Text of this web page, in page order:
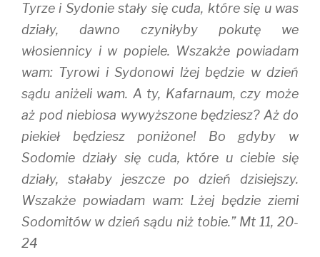
Tyrze i Sydonie stały się cuda, które się u was
działy, dawno czyniłyby pokutę we
włosiennicy i w popiele. Wszakże powiadam
wam: Tyrowi i Sydonowi lżej będzie w dzień
sądu aniżeli wam. A ty, Kafarnaum, czy może
aż pod niebiosa wywyższone będziesz? Aż do
piekieł będziesz poniżone! Bo gdyby w
Sodomie działy się cuda, które u ciebie się
działy, stałaby jeszcze po dzień dzisiejszy.
Wszakże powiadam wam: Lżej będzie ziemi
Sodomitów w dzień sądu niż tobie.” Mt 11, 20-
24